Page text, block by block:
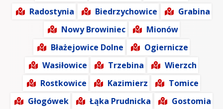
Radostynia
Biedrzychowice
Grabina
Nowy Browiniec
Mionów
Błażejowice Dolne
Ogiernicze
Wasiłowice
Trzebina
Wierzch
Rostkowice
Kazimierz
Tomice
Głogówek
Łąka Prudnicka
Gostomia